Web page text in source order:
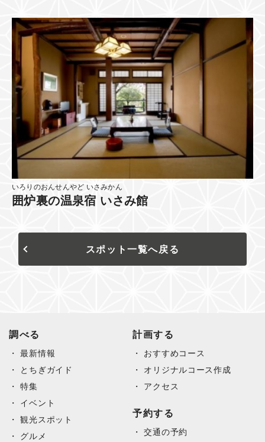
いろりのおんせんやど いさみかん
囲炉裏の温泉宿 いさみ館
スポット一覧へ戻る
調べる
最新情報
とちぎガイド
特集
イベント
観光スポット
グルメ
計画する
おすすめコース
オリジナルコース作成
アクセス
予約する
交通の予約